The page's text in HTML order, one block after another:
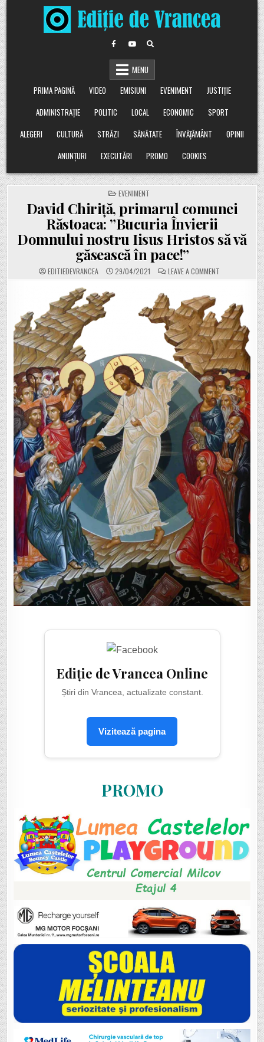
Skip
to
content
MENU
PRIMA PAGINĂ
VIDEO EMISIUNI EVENIMENT
JUSTIȚIE
ADMINISTRAȚIE
POLITIC LOCAL ECONOMIC
SPORT
ALEGERI
CULTURĂ STRĂZI SĂNĂTATE ÎNVĂȚĂMÂNT
OPINII
ANUNȚURI
EXECUTĂRI PROMO COOKIES
POSTED
IN
EVENIMENT
David Chiriță, primarul comunei
Răstoaca: ”Bucuria Învierii
Domnului nostru Iisus Hristos să vă
găsească în pace!”
EDITIEDEVRANCEA 29/04/2021 LEAVE A COMMENTON
DAVID
RĂSTOACA:
”BUCURIA
ÎNVIERII
DOMNULUI
NOSTRU
IISUS
HRISTOS
SĂ
VĂ
GĂSEASCĂ
ÎN
PACE!”
Ediție de Vrancea Online
Știri din Vrancea, actualizate constant.
Vizitează pagina
PROMO